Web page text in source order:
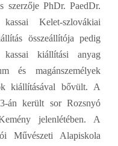
PhDr. PaedDr.
Kelet-szlovákiai
összeállítója pedig
kiállítási anyag
és magánszemélyek
kiállításával bővült. A
án került sor Rozsnyó
jelenlétében. A
Művészeti Alapiskola